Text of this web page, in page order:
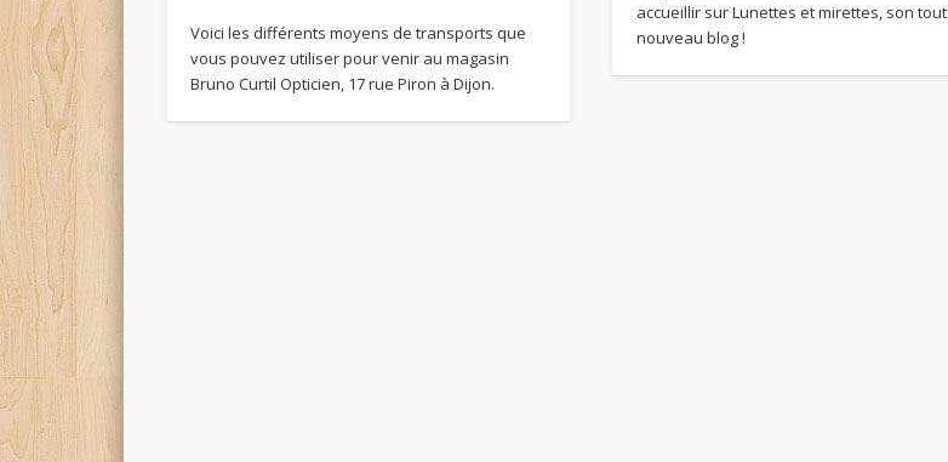
Voici les différents moyens de transports que
vous pouvez utiliser pour venir au magasin
Bruno Curtil Opticien, 17 rue Piron à Dijon.
accueillir sur Lunettes et mirettes, son tout
nouveau blog !